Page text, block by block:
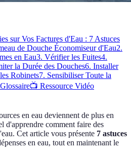
sur Vos Factures d'Eau : 7 Astuces
de Douche Économiseur d'Eau2.
en Eau3. Vérifier les Fuites4.
la Durée des Douches6. Installer
Robinets7. Sensibiliser Toute la
Glossaire📺 Ressource Vidéo
en eau deviennent de plus en
d'apprendre comment faire des
Cet article vous présente 7 astuces
en eau, tout en maintenant le